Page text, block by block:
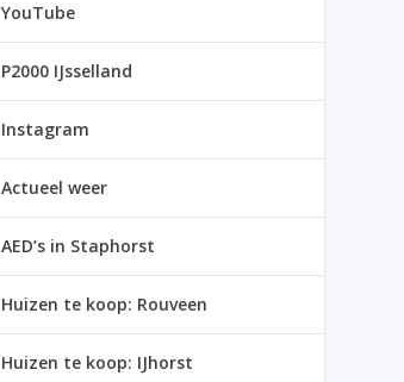
YouTube
P2000 IJsselland
Instagram
Actueel weer
AED’s in Staphorst
Huizen te koop: Rouveen
Huizen te koop: IJhorst